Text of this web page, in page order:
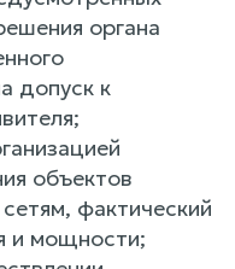
органа
допуск к
объектов
фактический
и мощности;